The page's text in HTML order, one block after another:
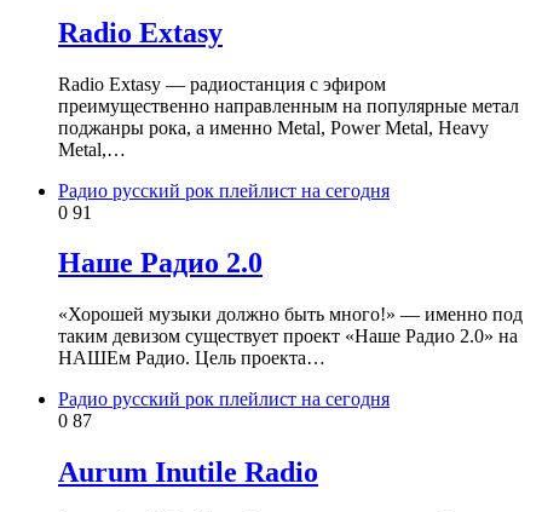
Radio Extasy
Radio Extasy — радиостанция с эфиром
преимущественно направленным на популярные метал
поджанры рока, а именно Metal, Power Metal, Heavy
Metal,…
Радио русский рок плейлист на сегодня
0 91
Наше Радио 2.0
«Хорошей музыки должно быть много!» — именно под
таким девизом существует проект «Наше Радио 2.0» на
НАШЕм Радио. Цель проекта…
Радио русский рок плейлист на сегодня
0 87
Aurum Inutile Radio